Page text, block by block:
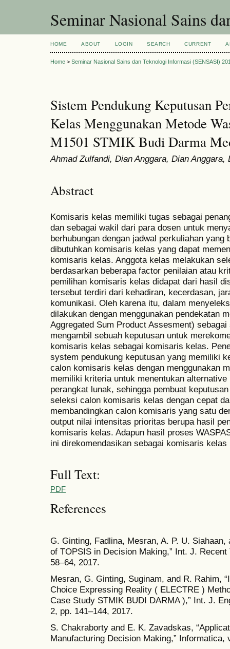
Seminar Nasional Sains
HOME ABOUT LOGIN SEARCH CURRENT
Home > Seminar Nasional Sains dan Teknologi Informasi (SENSASI)
Sistem Pendukung Keputusan
Kelas Menggunakan Metode
M1501 STMIK Budi Darma
Ahmad Zulfandi, Dian Anggara, Dian
Abstract
Komisaris kelas memiliki tugas sebagai
dan sebagai wakil dari para dosen untuk
berhubungan dengan jadwal perkuliahan
dibutuhkan komisaris kelas yang dapat
komisaris kelas. Anggota kelas melakukan
berdasarkan beberapa factor penilaian atau
pemilihan komisaris kelas didapat dari hasil
tersebut terdiri dari kehadiran, kecerdasan,
komunikasi. Oleh karena itu, dalam
dilakukan dengan menggunakan pendekatan
Aggregated Sum Product Assesment)
mengambil sebuah keputusan untuk
komisaris kelas sebagai komisaris kelas.
system pendukung keputusan yang memiliki
calon komisaris kelas dengan menggunakan
memiliki kriteria untuk menentukan
perangkat lunak, sehingga pembuat
seleksi calon komisaris kelas dengan cepat
membandingkan calon komisaris yang satu
output nilai intensitas prioritas berupa hasil
komisaris kelas. Adapun hasil proses
ini direkomendasikan sebagai komisaris
Full Text:
PDF
References
G. Ginting, Fadlina, Mesran, A. P. U. Siahaan,
of TOPSIS in Decision Making,” Int. J.
58–64, 2017.
Mesran, G. Ginting, Suginam, and R. Rahim,
Choice Expressing Reality ( ELECTRE )
Case Study STMIK BUDI DARMA ),” Int. J.
2, pp. 141–144, 2017.
S. Chakraborty and E. K. Zavadskas,
Manufacturing Decision Making,” Informatica,